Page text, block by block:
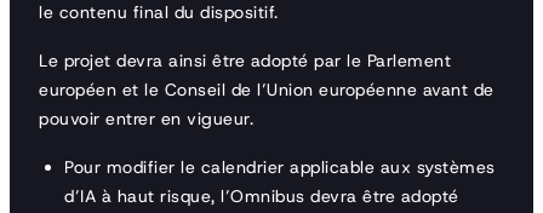
le contenu final du dispositif.
Le projet devra ainsi être adopté par le Parlement
européen et le Conseil de l’Union européenne avant de
pouvoir entrer en vigueur.
Pour modifier le calendrier applicable aux systèmes
d’IA à haut risque, l’Omnibus devra être adopté